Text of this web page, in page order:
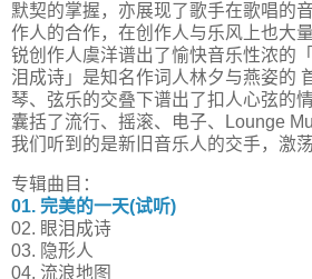
默契的掌握，亦展现了歌手在歌唱的
作人的合作，在创作人与乐风上也大
锐创作人虞洋谱出了愉快音乐性浓的
泪成诗」是知名作词人林夕与燕姿的
琴、弦乐的交叠下谱出了扣人心弦的
囊括了流行、摇滚、电子、Lounge
我们听到的是新旧音乐人的交手，激
专辑曲目：
01. 完美的一天(试听)
02. 眼泪成诗
03. 隐形人
04. 流浪地图